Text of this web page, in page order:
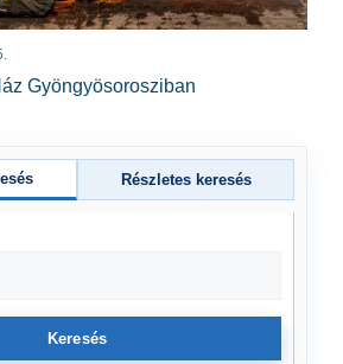
Gyöngyösorosziban
Részletes keresés
Keresés